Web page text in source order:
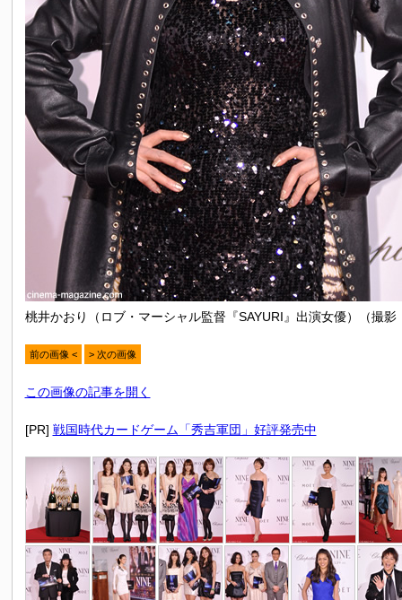
桃井かおり（ロブ・マーシャル監督『SAYURI』出演女優）（撮影
前の画像 < > 次の画像
この画像の記事を開く
[PR] 戦国時代カードゲーム「秀吉軍団」好評発売中